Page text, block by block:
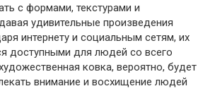
с формами, текстурами и
удивительные произведения
интернету и социальным сетям, их
доступными для людей со всего
ковка, вероятно, будет
внимание и восхищение людей